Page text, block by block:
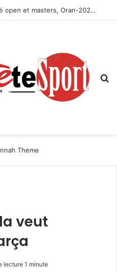
Championnat national d’été open et masters, Oran-2026 — Le CRB s’adjuge le titre
veut
lecture 1 minute